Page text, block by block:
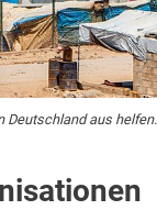
Deutschland aus helfen.